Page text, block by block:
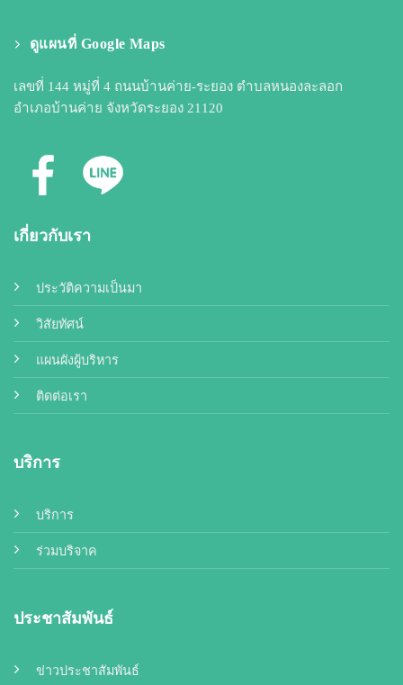
ดูแผนที่ Google Maps
เลขที่ 144 หมู่ที่ 4 ถนนบ้านค่าย-ระยอง ตำบลหนองละลอก
อำเภอบ้านค่าย จังหวัดระยอง 21120
เกี่ยวกับเรา
ประวัติความเป็นมา
วิสัยทัศน์
แผนผังผู้บริหาร
ติดต่อเรา
บริการ
บริการ
ร่วมบริจาค
ประชาสัมพันธ์
ข่าวประชาสัมพันธ์